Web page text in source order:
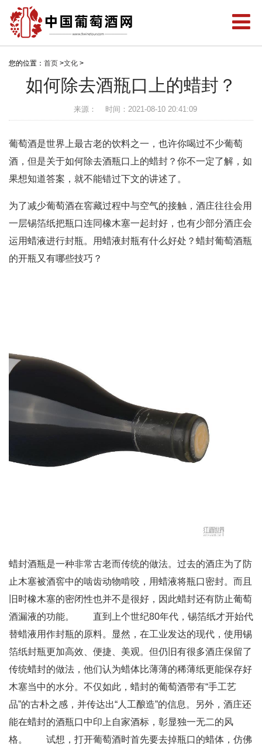
您的位置： 首页 >文化 >
如何除去酒瓶口上的蜡封？
来源： 时间：2021-08-10 20:41:09
葡萄酒是世界上最古老的饮料之一，也许你喝过不少葡萄
酒，但是关于如何除去酒瓶口上的蜡封？你不一定了解，如
果想知道答案，就不能错过下文的讲述了。
为了减少葡萄酒在窖藏过程中与空气的接触，酒庄往往会用
一层锡箔纸把瓶口连同橡木塞一起封好，也有少部分酒庄会
运用蜡液进行封瓶。用蜡液封瓶有什么好处？蜡封葡萄酒瓶
的开瓶又有哪些技巧？
蜡封酒瓶是一种非常古老而传统的做法。过去的酒庄为了防
止木塞被酒窖中的啮齿动物啃咬，用蜡液将瓶口密封。而且
旧时橡木塞的密闭性也并不是很好，因此蜡封还有防止葡萄
酒漏液的功能。 直到上个世纪80年代，锡箔纸才开始代
替蜡液用作封瓶的原料。显然，在工业发达的现代，使用锡
箔纸封瓶更加高效、便捷、美观。但仍旧有很多酒庄保留了
传统蜡封的做法，他们认为蜡体比薄薄的稀薄纸更能保存好
木塞当中的水分。不仅如此，蜡封的葡萄酒带有“手工艺
品”的古朴之感，并传达出“人工酿造”的信息。另外，酒庄还
能在蜡封的酒瓶口中印上自家酒标，彰显独一无二的风
格。 试想，打开葡萄酒时首先要去掉瓶口的蜡体，仿佛